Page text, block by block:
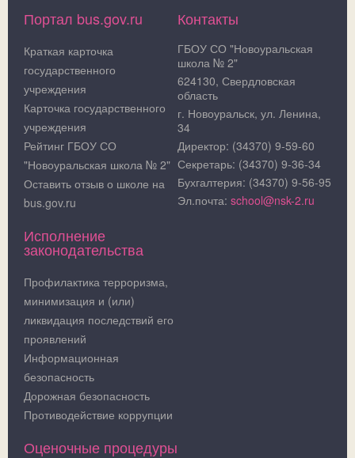
Портал bus.gov.ru
Краткая карточка
государственного
учреждения
Карточка государственного
учреждения
Рейтинг ГБОУ СО
"Новоуральская школа № 2"
Оставить отзыв о школе на
bus.gov.ru
Исполнение
законодательства
Профилактика терроризма,
минимизация и (или)
ликвидация последствий его
проявлений
Информационная
безопасность
Дорожная безопасность
Противодействие коррупции
Оценочные процедуры
Контакты
ГБОУ СО "Новоуральская
школа № 2"
624130, Свердловская
область
г. Новоуральск, ул. Ленина,
34
Директор: (34370) 9-59-60
Секретарь: (34370) 9-36-34
Бухгалтерия: (34370) 9-56-95
Эл.почта: school@nsk-2.ru